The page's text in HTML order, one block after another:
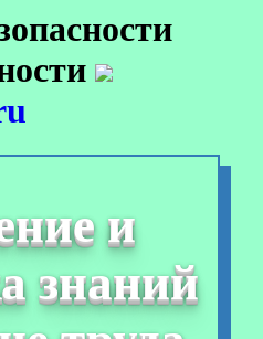
и
знаний